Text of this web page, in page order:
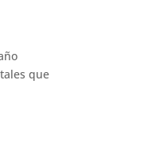
que